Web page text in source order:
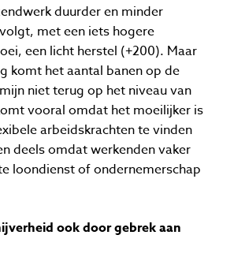
duurder en minder
met een iets hogere
een licht herstel (+200). Maar
komt het aantal banen op de
niet terug op het niveau van
vooral omdat het moeilijker is
arbeidskrachten te vinden
deels omdat werkenden vaker
loondienst of ondernemerschap
ook door gebrek aan